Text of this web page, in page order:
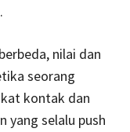
nilai dan
seorang
kontak dan
yang selalu push